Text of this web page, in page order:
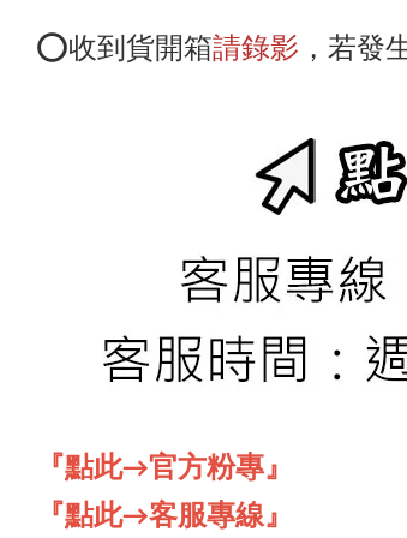
⭕️收到貨開箱請錄影 ，若發
『點此→官方粉專』
『點此→客服專線』